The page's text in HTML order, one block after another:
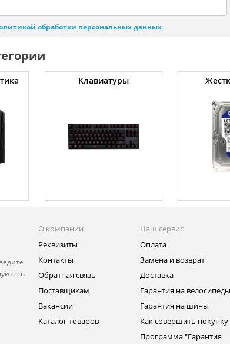
обработки персональных данных
Клавиатуры
О компании
Реквизиты
Контакты
Обратная связь
Поставщикам
Вакансии
Каталог товаров
Наш сервис
Оплата
Замена и возврат
Доставка
Гарантия на велосипеды
Гарантия на шины
Как совершить покупку
Программа "Гарантия